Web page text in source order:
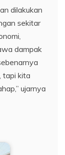
dilakukan
sekitar
dampak
tapi kita
ujarnya